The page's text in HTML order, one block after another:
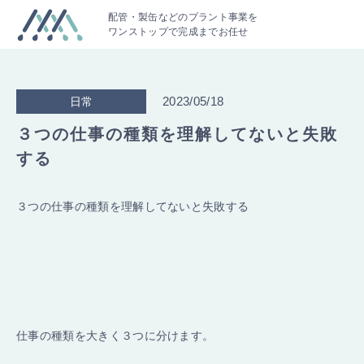
配管・製缶などのプラント事業を
ワンストップで完成までお任せ
日常 2023/05/18
３つの仕事の種類を理解してないと失敗
する
３つの仕事の種類を理解してないと失敗する
仕事の種類を大きく３つに分けます。